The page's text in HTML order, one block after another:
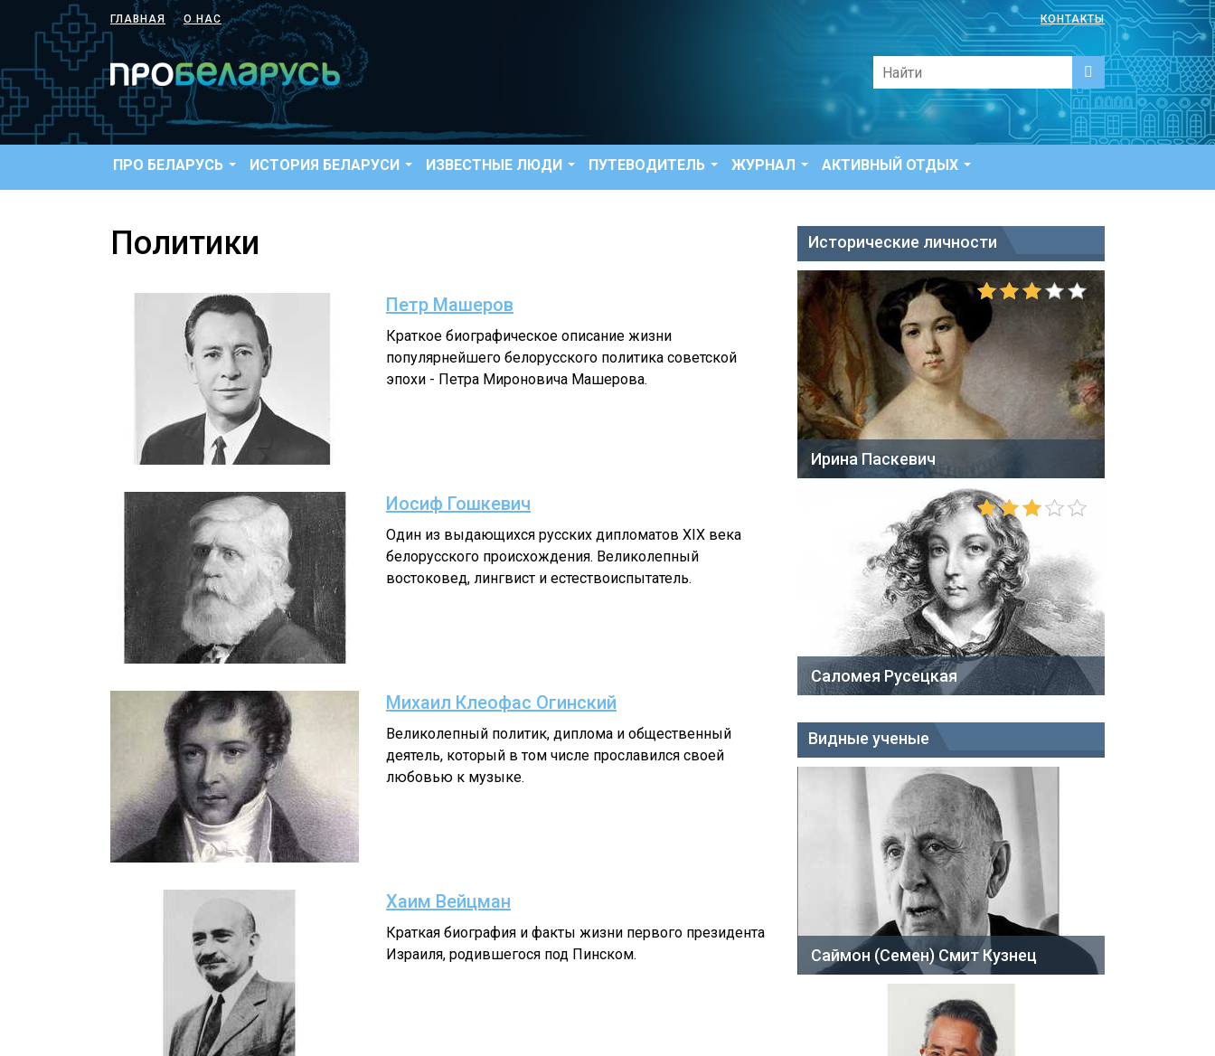
ГЛАВНАЯ О НАС КОНТАКТЫ
ПРО БЕЛАРУСЬ ИСТОРИЯ БЕЛАРУСИ ИЗВЕСТНЫЕ ЛЮДИ ПУТЕВОДИТЕЛЬ ЖУРНАЛ АКТИВНЫЙ ОТДЫХ
Политики
Петр Машеров
Краткое биографическое описание жизни
популярнейшего белорусского политика советской
эпохи - Петра Мироновича Машерова.
Иосиф Гошкевич
Один из выдающихся русских дипломатов XIX века
белорусского происхождения. Великолепный
востоковед, лингвист и естествоиспытатель.
Михаил Клеофас Огинский
Великолепный политик, диплома и общественный
деятель, который в том числе прославился своей
любовью к музыке.
Хаим Вейцман
Краткая биография и факты жизни первого президента
Израиля, родившегося под Пинском.
Исторические личности
Ирина Паскевич
Саломея Русецкая
Видные ученые
Саймон (Семен) Смит Кузнец